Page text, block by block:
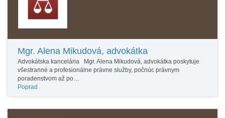
Mgr. Alena Mikudová, advokátka
Advokátska kancelária Mgr. Alena Mikudová, advokátka poskytuje
všestranné a profesionálne právne služby, počnúc právnym
poradenstvom až po…
Poprad